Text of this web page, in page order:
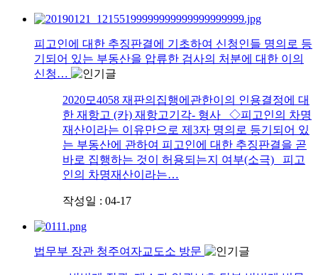
피고인에 대한 추징판결에 기초하여 신청인들 명의로 등
기되어 있는 부동산을 압류한 검사의 처분에 대한 이의
신청…
2020모4058 재판의집행에관한이의 인용결정에 대
한 재항고 (카) 재항고기각- 형사 ◇피고인의 차명
재산이라는 이유만으로 제3자 명의로 등기되어 있
는 부동산에 관하여 피고인에 대한 추징판결을 곧
바로 집행하는 것이 허용되는지 여부(소극) 피고
인의 차명재산이라는…
작성일 : 04-17
법무부 장관 청주여자교도소 방문